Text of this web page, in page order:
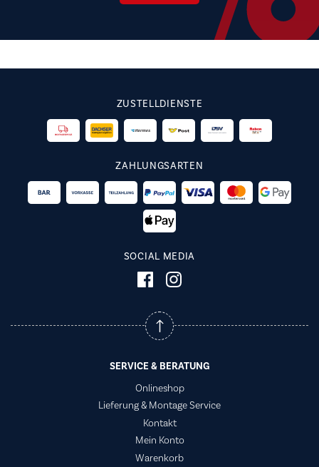
ZUSTELLDIENSTE
ZAHLUNGSARTEN
SOCIAL MEDIA
SERVICE & BERATUNG
Onlineshop
Lieferung & Montage Service
Kontakt
Mein Konto
Warenkorb